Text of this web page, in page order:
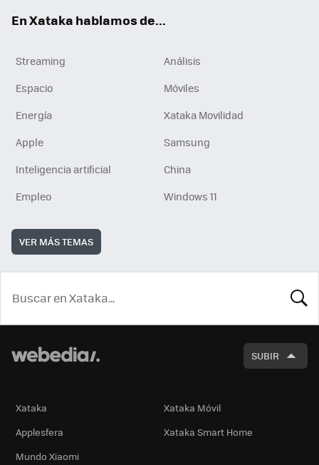
En Xataka hablamos de...
Streaming
Análisis
Espacio
Móviles
Energía
Xataka Movilidad
Apple
Samsung
Inteligencia artificial
China
Empleo
Windows 11
VER MÁS TEMAS
SUBIR
Xataka
Xataka Móvil
Applesfera
Xataka Smart Home
Mundo Xiaomi